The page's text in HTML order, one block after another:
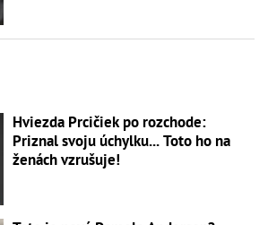
Hviezda Prcičiek po rozchode:
Priznal svoju úchylku... Toto ho na
ženách vzrušuje!